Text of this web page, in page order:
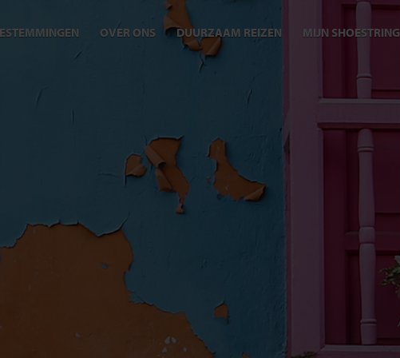
OVER ONS DUURZAAM REIZEN MIJN SHOESTRING